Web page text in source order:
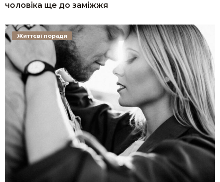
чоловіка ще до заміжжя
Життєві поради